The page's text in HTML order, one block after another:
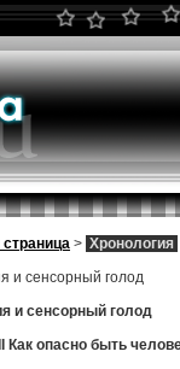
страница > Хронология
и сенсорный голод
и сенсорный голод
Как опасно быть